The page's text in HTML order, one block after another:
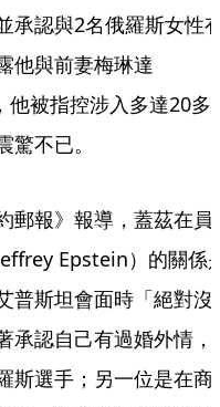
承認與2名俄羅斯女性
他與前妻梅琳達
他被指控涉入多達20多
不已。
郵報》報導，蓋茲在員
Epstein）的關係
普斯坦會面時「絕對沒
承認自己有過婚外情，
斯選手；另一位是在商